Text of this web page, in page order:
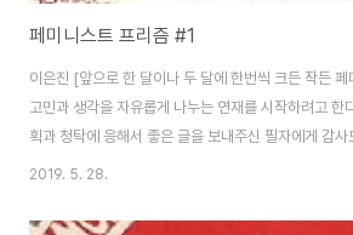
페미니스트 프리즘 #1
이은진 [앞으로 한 달이나 두 달에 한번씩 크든 작든
고민과 생각을 자유롭게 나누는 연재를 시작하려고 한
획과 청탁에 응해서 좋은 글을 보내주신 필자에게 감
간을 보고 있자면 세상에는 ‘기성 페미’와 ‘영영 페미(랟
름을 잃어버렸는데요. 학부 때 학생 사회라고 불리는
2019. 5. 28.